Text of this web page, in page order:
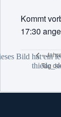
Kommt
17:30
«
Tag